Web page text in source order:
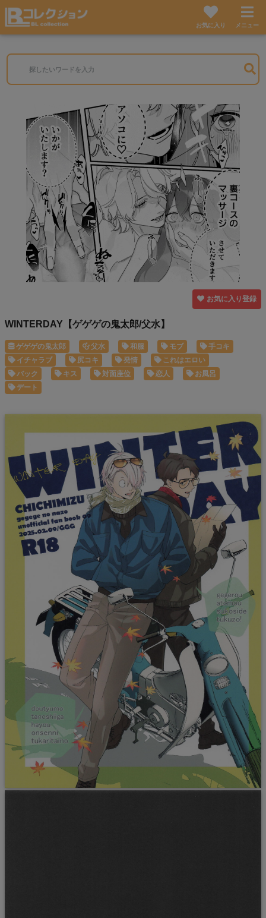
お気に入り メニュー
お気に入り登録
WINTERDAY【ゲゲゲの鬼太郎/父水】
ゲゲゲの鬼太郎 父水 和服 モブ
手コキ
イチャラブ
尻コキ 発情
これはエロい
バック
キス 対面座位 恋人
お風呂
デート